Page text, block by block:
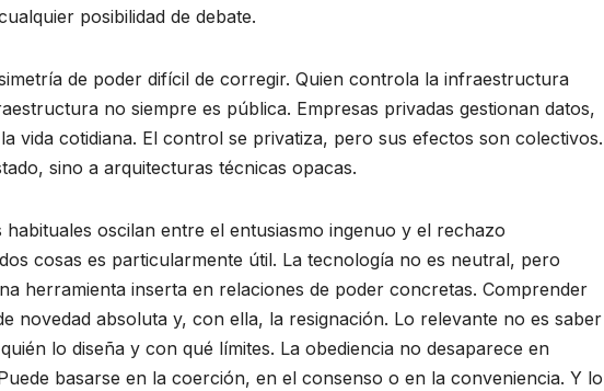
posibilidad de debate.
de poder difícil de corregir. Quien controla la infraestructura
no siempre es pública. Empresas privadas gestionan datos,
vida cotidiana. El control se privatiza, pero sus efectos son colectivos.
sino a arquitecturas técnicas opacas.
oscilan entre el entusiasmo ingenuo y el rechazo
cosas es particularmente útil. La tecnología no es neutral, pero
herramienta inserta en relaciones de poder concretas. Comprender
novedad absoluta y, con ella, la resignación. Lo relevante no es saber
lo diseña y con qué límites. La obediencia no desaparece en
basarse en la coerción, en el consenso o en la conveniencia. Y lo